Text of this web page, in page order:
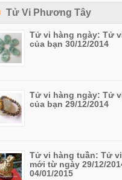
Tử Vi Phương Tây
Tử vi hàng ngày: Tử
của bạn 30/12/2014
Tử vi hàng ngày: Tử
của bạn 29/12/2014
Tử vi hàng tuần: Tử
mới từ ngày 29/12/
04/01/2015